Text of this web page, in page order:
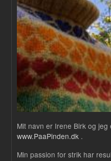
Mit navn er Irene Birk og
www.PaaPinden.dk .
Min passion for strik har